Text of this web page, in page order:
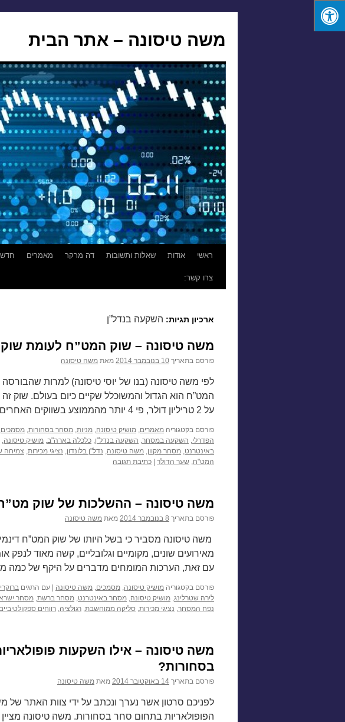
משה טיסונה – אתר הבית
לדלג
לתוכן
ראשי אודות שאלות ותשובות דה מרקר מאמרים
צרו קשר:
ארכיון תגיות: השקעה בנדל”ן
משה טיסונה – שוק המט”ח לעומת שוק
פורסם בתאריך 10 בנובמבר 2014 מאת משה טיסונה
לפי משה טיסונה (בנו של יוסי טיסונה) למרות
המט”ח הוא הגדול והמשוכלל שקיים כיום בעולם. שוק זה
על 2 טריליון דולר, פי 4 יותר מהממוצע בשווקים האחרים. שוק …
פורסם בקטגוריה מאמרים, מושיק טיסונה, מניות, מסחר בסחורות, מסמכים,
הפדרלי, השקעה במסחר, השקעה בנדל"ן, כלכלה בארה"ב, מושיק טיסונה,
באינטרנט, מסחר מקוון, משה טיסונה, נדל"ן בלונדון, נציגי מכירות, צמיחה
המט"ח, שער הדולר כתיבת תגובה
משה טיסונה – ההשלכות של שוק מט”ח
פורסם בתאריך 8 בנובמבר 2014 מאת משה טיסונה
משה טיסונה מסביר כי בשל היותו של שוק המט”ח
מאירועים שונים, מקומיים וגלובליים, קשה מאוד לנפק
עם זאת, הערכות המומחים מדברים על היקף של כמה
פורסם בקטגוריה מושיק טיסונה, מסמכים, משה טיסונה עם התגים
לירה שטרלינג, מושיק טיסונה, מסחר באינטרנט, מסחר ברשת, מסחר
נפח המסחר, נציגי מכירות, סליקה ממוחשבת, רגולציה, רווחים ספקולטיביים
משה טיסונה – אילו השקעות
בסחורות?
פורסם בתאריך 14 באוקטובר 2014 מאת משה טיסונה
לפניכם סרטון אשר נערך ונכתב על ידי צוות האתר של
הפופולאריות בתחום סחר בסחורות. משה טיסונה